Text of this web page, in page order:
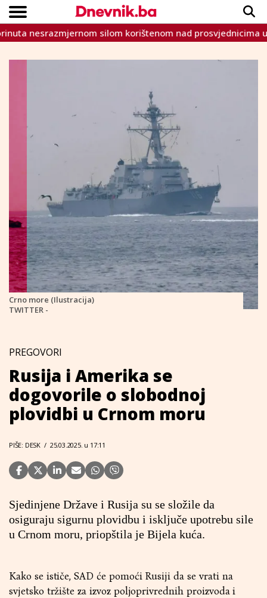
VIJESTI
SPORT
INTERVIEW
TEME
CRNA KRONIKA
LIFESTYLE
Copyright © Dnevnik.ba 2023.
silom korištenom nad prosvjednicima u
Crno more (Ilustracija)
TWITTER -
PREGOVORI
Rusija i Amerika se
dogovorile o slobodnoj
plovidbi u Crnom moru
PIŠE: DESK / 25.03.2025. u 17:11
Sjedinjene Države i Rusija su se složile da
osiguraju sigurnu plovidbu i isključe upotrebu sile
u Crnom moru, priopštila je Bijela kuća.
Kako se ističe, SAD će pomoći Rusiji da se vrati na
svjetsko tržište za izvoz poljoprivrednih proizvoda i